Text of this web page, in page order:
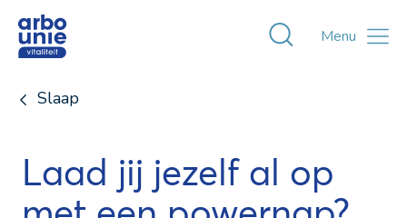
Toggle
Menu
Slaap
Laad jij jezelf al op